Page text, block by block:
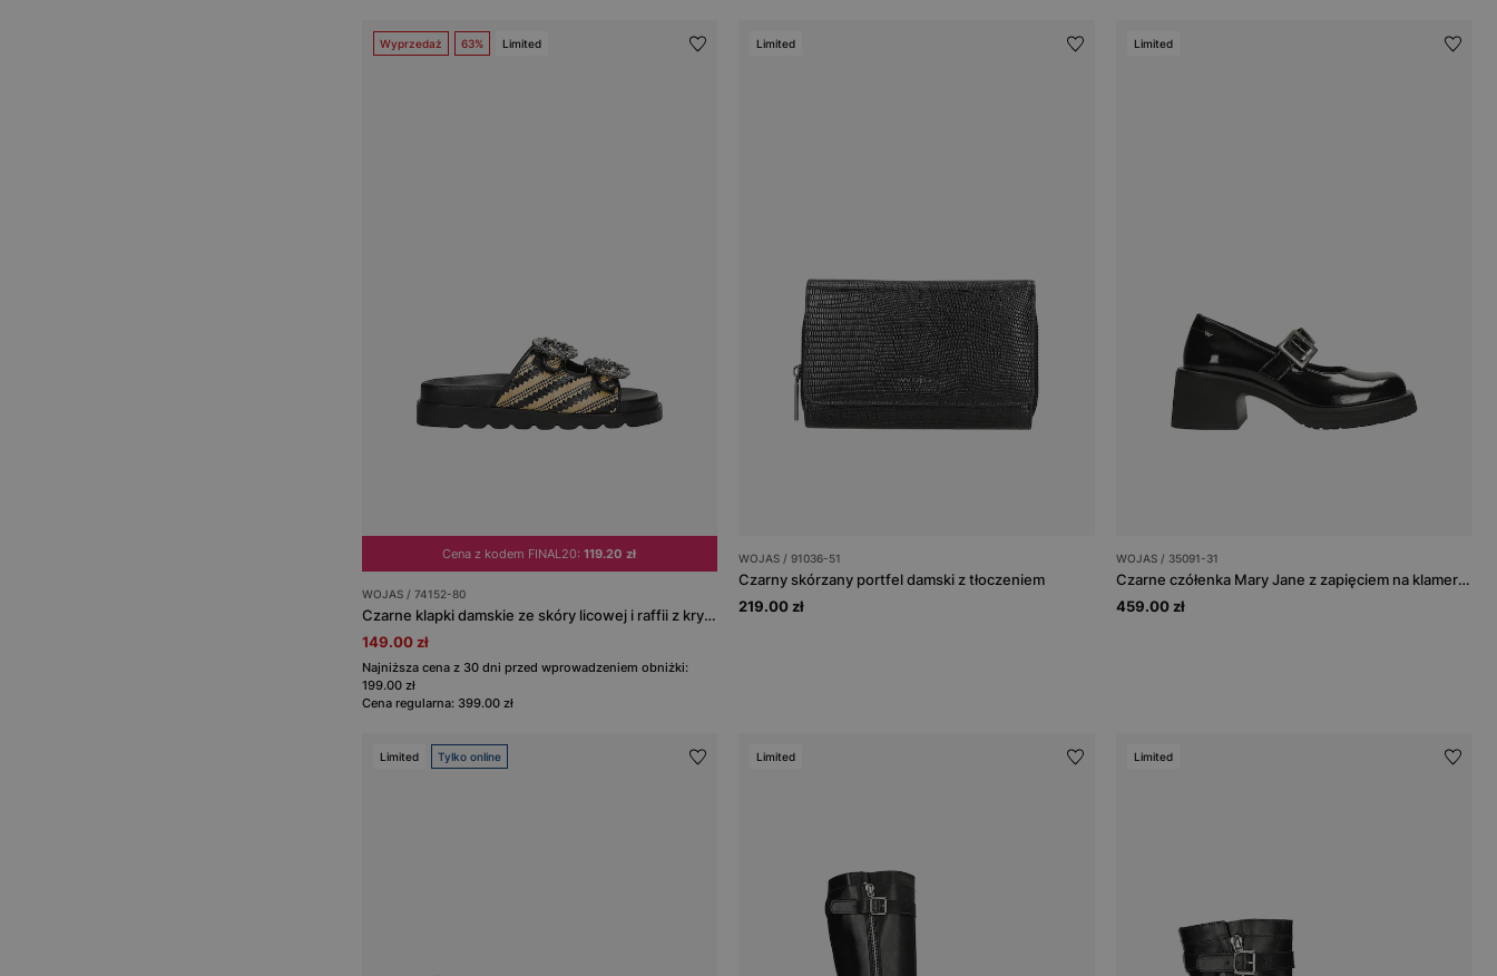
Wyprzedaż 63% Limited
Cena z kodem FINAL20:119.20 zł
WOJAS / 74152-80
Czarne klapki damskie ze skóry licowej i raffii z kryształową ozdobą
149.00 zł
Najniższa cena z 30 dni przed wprowadzeniem obniżki:
199.00 zł
Cena regularna: 399.00 zł
Limited
WOJAS / 91036-51
Czarny skórzany portfel damski z tłoczeniem
219.00 zł
Limited
WOJAS / 35091-31
Czarne czółenka Mary Jane z zapięciem na klamerkę
459.00 zł
Limited Tylko online Limited Limited